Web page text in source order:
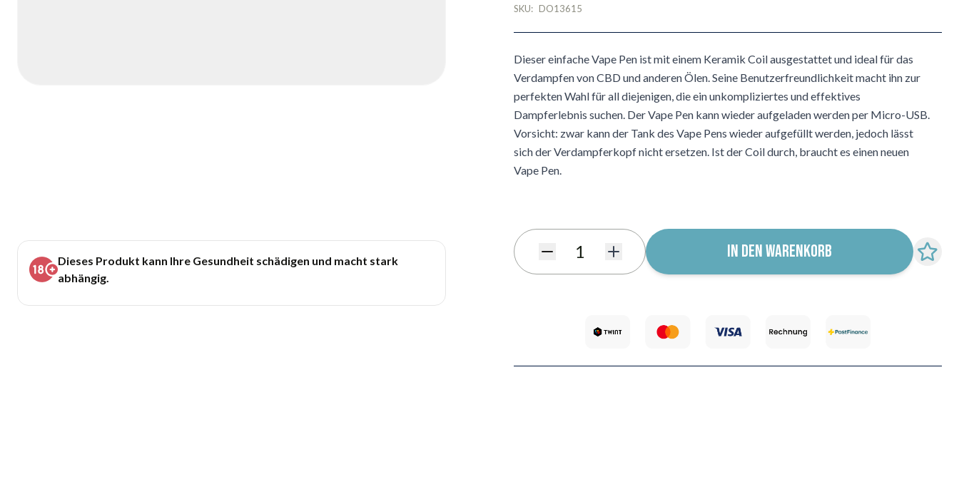
Dieses Produkt kann Ihre Gesundheit schädigen und macht stark
abhängig.
SKU: DO13615
Dieser einfache Vape Pen ist mit einem Keramik Coil ausgestattet und ideal für das
Verdampfen von CBD und anderen Ölen. Seine Benutzerfreundlichkeit macht ihn zur
perfekten Wahl für all diejenigen, die ein unkompliziertes und effektives
Dampferlebnis suchen. Der Vape Pen kann wieder aufgeladen werden per Micro-USB.
Vorsicht: zwar kann der Tank des Vape Pens wieder aufgefüllt werden, jedoch lässt
sich der Verdampferkopf nicht ersetzen. Ist der Coil durch, braucht es einen neuen
Vape Pen.
IN DEN WARENKORB